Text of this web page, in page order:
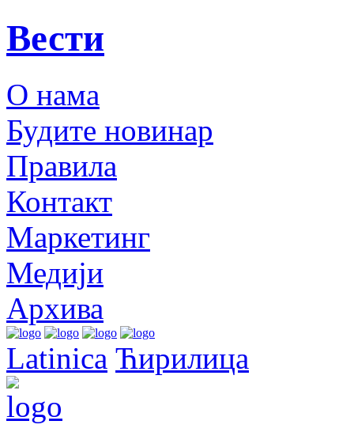
Вести
О нама
Будите новинар
Правила
Контакт
Маркетинг
Медији
Архива
Latinica Ћирилица